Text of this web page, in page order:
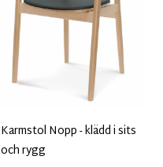
Karmstol Nopp - klädd i sits
och rygg